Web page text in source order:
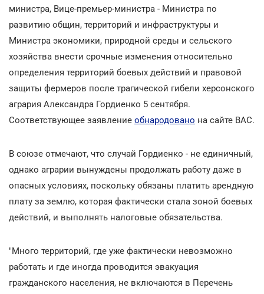
министра, Вице-премьер-министра - Министра по
развитию общин, территорий и инфраструктуры и
Министра экономики, природной среды и сельского
хозяйства внести срочные изменения относительно
определения территорий боевых действий и правовой
защиты фермеров после трагической гибели херсонского
агрария Александра Гордиенко 5 сентября.
Соответствующее заявление обнародовано на сайте ВАС.
В союзе отмечают, что случай Гордиенко - не единичный,
однако аграрии вынуждены продолжать работу даже в
опасных условиях, поскольку обязаны платить арендную
плату за землю, которая фактически стала зоной боевых
действий, и выполнять налоговые обязательства.
"Много территорий, где уже фактически невозможно
работать и где иногда проводится эвакуация
гражданского населения, не включаются в Перечень